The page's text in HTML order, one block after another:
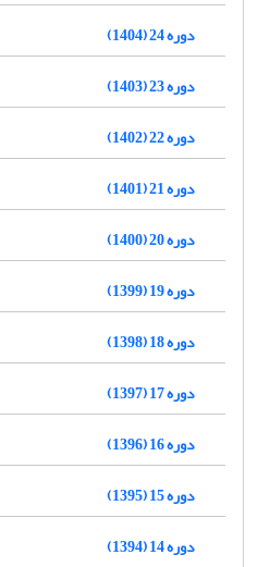
دوره 24 (1404)
دوره 23 (1403)
دوره 22 (1402)
دوره 21 (1401)
دوره 20 (1400)
دوره 19 (1399)
دوره 18 (1398)
دوره 17 (1397)
دوره 16 (1396)
دوره 15 (1395)
دوره 14 (1394)